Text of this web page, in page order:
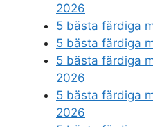
2026
5 bästa färdiga
5 bästa färdiga
5 bästa färdiga
2026
5 bästa färdiga
2026